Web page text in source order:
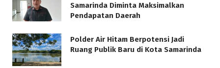
Samarinda Diminta Maksimalkan
Pendapatan Daerah
Polder Air Hitam Berpotensi Jadi
Ruang Publik Baru di Kota Samarinda